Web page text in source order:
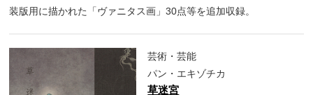
装版用に描かれた「ヴァニタス画」30点等を追加収録。
芸術・芸能
パン・エキゾチカ
草迷宮